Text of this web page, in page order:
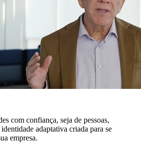
com confiança, seja de pessoas,
adaptativa criada para se
empresa.